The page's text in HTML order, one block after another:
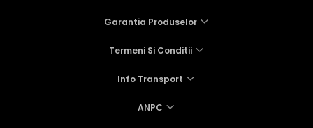
Garantia Produselor
Termeni Si Conditii
Info Transport
ANPC